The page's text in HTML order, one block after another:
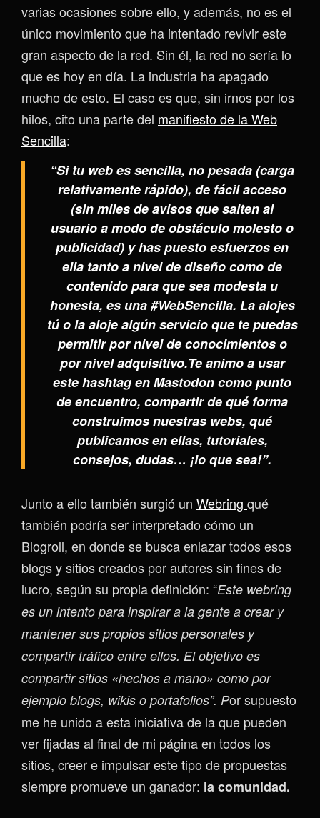
varias ocasiones sobre ello, y además, no es el
único movimiento que ha intentado revivir este
gran aspecto de la red. Sin él, la red no sería lo
que es hoy en día. La industria ha apagado
mucho de esto. El caso es que, sin irnos por los
hilos, cito una parte del manifiesto de la Web
Sencilla:
“Si tu web es sencilla, no pesada (carga
relativamente rápido), de fácil acceso
(sin miles de avisos que salten al
usuario a modo de obstáculo molesto o
publicidad) y has puesto esfuerzos en
ella tanto a nivel de diseño como de
contenido para que sea modesta u
honesta, es una #WebSencilla. La alojes
tú o la aloje algún servicio que te puedas
permitir por nivel de conocimientos o
por nivel adquisitivo.Te animo a usar
este hashtag en Mastodon como punto
de encuentro, compartir de qué forma
construimos nuestras webs, qué
publicamos en ellas, tutoriales,
consejos, dudas… ¡lo que sea!”.
Junto a ello también surgió un Webring qué
también podría ser interpretado cómo un
Blogroll, en donde se busca enlazar todos esos
blogs y sitios creados por autores sin fines de
lucro, según su propia definición: “Este webring
es un intento para inspirar a la gente a crear y
mantener sus propios sitios personales y
compartir tráfico entre ellos. El objetivo es
compartir sitios «hechos a mano» como por
ejemplo blogs, wikis o portafolios”. Por supuesto
me he unido a esta iniciativa de la que pueden
ver fijadas al final de mi página en todos los
sitios, creer e impulsar este tipo de propuestas
siempre promueve un ganador: la comunidad.